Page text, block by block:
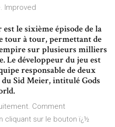
Improved
le sixième épisode de la
tour à tour, permettant de
sur plusieurs milliers
Le développeur du jeu est
responsable de deux
Sid Meier, intitulé Gods
Comment
cliquant sur le bouton ï¿½